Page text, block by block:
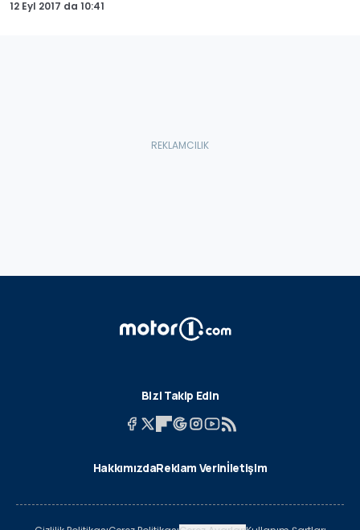
12 Eyl 2017 da 10:41
Bizi Takip Edin
HakkımızdaReklam Verinİletişim